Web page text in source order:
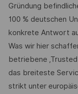
Gründung
100 % deutschen
konkrete Antwort
Was wir hier
betriebene
das breiteste
strikt unter